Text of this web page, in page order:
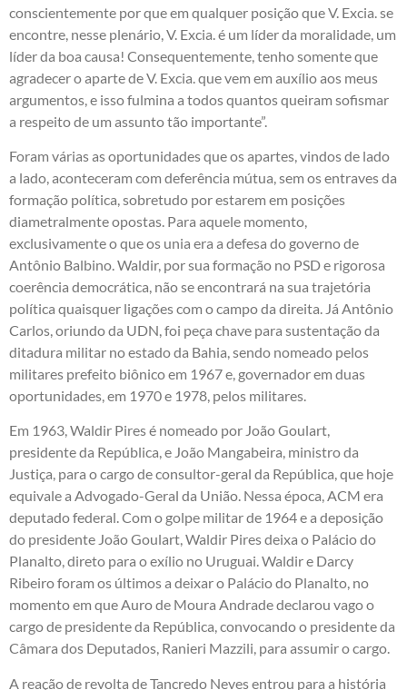
conscientemente por que em qualquer posição que V. Excia. se
encontre, nesse plenário, V. Excia. é um líder da moralidade, um
líder da boa causa! Consequentemente, tenho somente que
agradecer o aparte de V. Excia. que vem em auxílio aos meus
argumentos, e isso fulmina a todos quantos queiram sofismar
a respeito de um assunto tão importante”.
Foram várias as oportunidades que os apartes, vindos de lado
a lado, aconteceram com deferência mútua, sem os entraves da
formação política, sobretudo por estarem em posições
diametralmente opostas. Para aquele momento,
exclusivamente o que os unia era a defesa do governo de
Antônio Balbino. Waldir, por sua formação no PSD e rigorosa
coerência democrática, não se encontrará na sua trajetória
política quaisquer ligações com o campo da direita. Já Antônio
Carlos, oriundo da UDN, foi peça chave para sustentação da
ditadura militar no estado da Bahia, sendo nomeado pelos
militares prefeito biônico em 1967 e, governador em duas
oportunidades, em 1970 e 1978, pelos militares.
Em 1963, Waldir Pires é nomeado por João Goulart,
presidente da República, e João Mangabeira, ministro da
Justiça, para o cargo de consultor-geral da República, que hoje
equivale a Advogado-Geral da União. Nessa época, ACM era
deputado federal. Com o golpe militar de 1964 e a deposição
do presidente João Goulart, Waldir Pires deixa o Palácio do
Planalto, direto para o exílio no Uruguai. Waldir e Darcy
Ribeiro foram os últimos a deixar o Palácio do Planalto, no
momento em que Auro de Moura Andrade declarou vago o
cargo de presidente da República, convocando o presidente da
Câmara dos Deputados, Ranieri Mazzili, para assumir o cargo.
A reação de revolta de Tancredo Neves entrou para a história